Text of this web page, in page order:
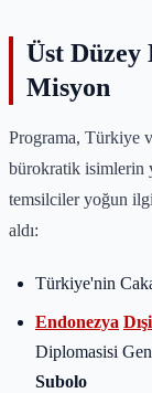
Üst Düzey
Misyon
Programa, Türkiye
bürokratik isimlerin
temsilciler yoğun ilgi
aldı:
Türkiye'nin
Endonezya
Diplomasisi
Subolo